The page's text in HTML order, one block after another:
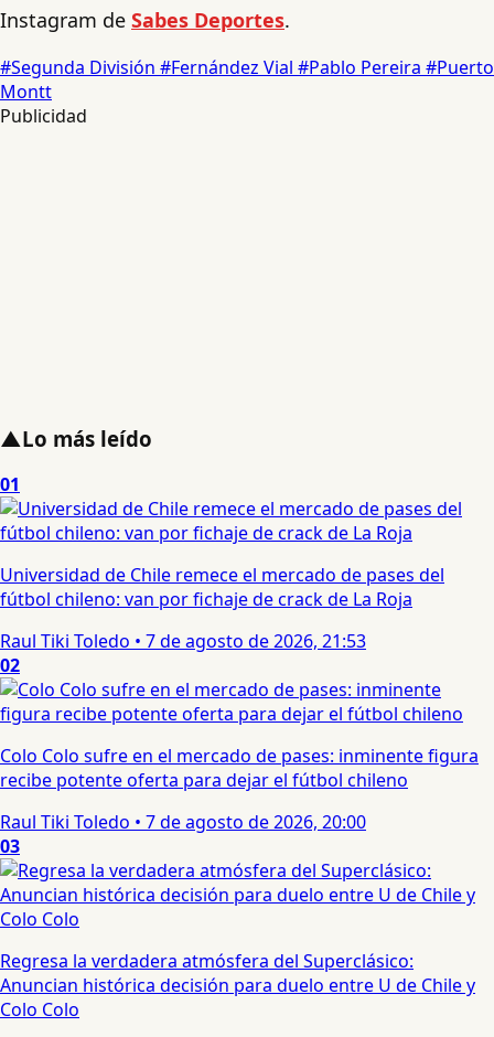
Instagram de Sabes Deportes.
#Segunda División #Fernández Vial #Pablo Pereira #Puerto
Montt
Publicidad
▲Lo más leído
01
Universidad de Chile remece el mercado de pases del
fútbol chileno: van por fichaje de crack de La Roja
Raul Tiki Toledo • 7 de agosto de 2026, 21:53
02
Colo Colo sufre en el mercado de pases: inminente figura
recibe potente oferta para dejar el fútbol chileno
Raul Tiki Toledo • 7 de agosto de 2026, 20:00
03
Regresa la verdadera atmósfera del Superclásico:
Anuncian histórica decisión para duelo entre U de Chile y
Colo Colo